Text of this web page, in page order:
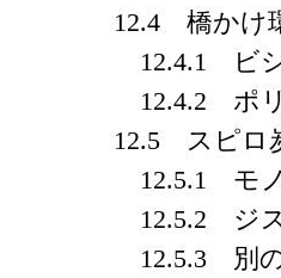
12.4 橋かけ
12.4.1 ビシ
12.4.2 ポリ
12.5 スピロ
12.5.1 モノ
12.5.2 ジス
12.5.3 別の